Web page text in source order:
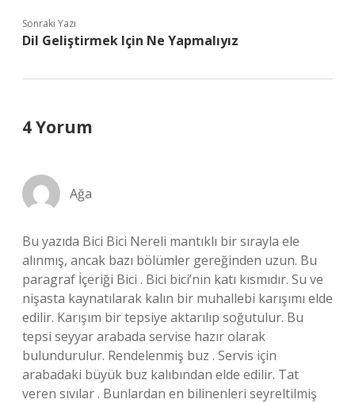
Sonraki Yazı
Dil Geliştirmek Için Ne Yapmalıyız
4 Yorum
Ağa
Bu yazıda Bici Bici Nereli mantıklı bir sırayla ele
alınmış, ancak bazı bölümler gereğinden uzun. Bu
paragraf İçeriği Bici . Bici bici’nin katı kısmıdır. Su ve
nişasta kaynatılarak kalın bir muhallebi karışımı elde
edilir. Karışım bir tepsiye aktarılıp soğutulur. Bu
tepsi seyyar arabada servise hazır olarak
bulundurulur. Rendelenmiş buz . Servis için
arabadaki büyük buz kalıbından elde edilir. Tat
veren sıvılar . Bunlardan en bilinenleri seyreltilmiş